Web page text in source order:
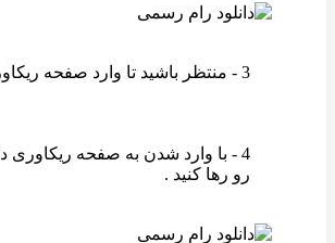
3 - منتظر باشید تا وارد صفحه ریکاوری بشید .
4 - با وارد شدن به صفحه ریکاوری
رو رها کنید .